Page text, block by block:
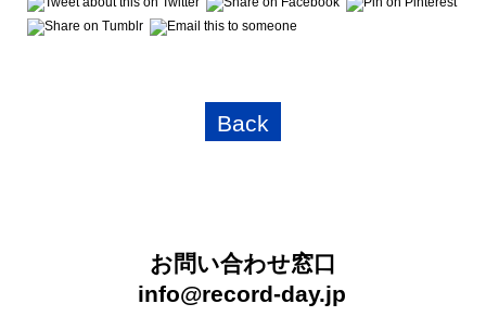
Back
お問い合わせ窓口
info@record-day.jp